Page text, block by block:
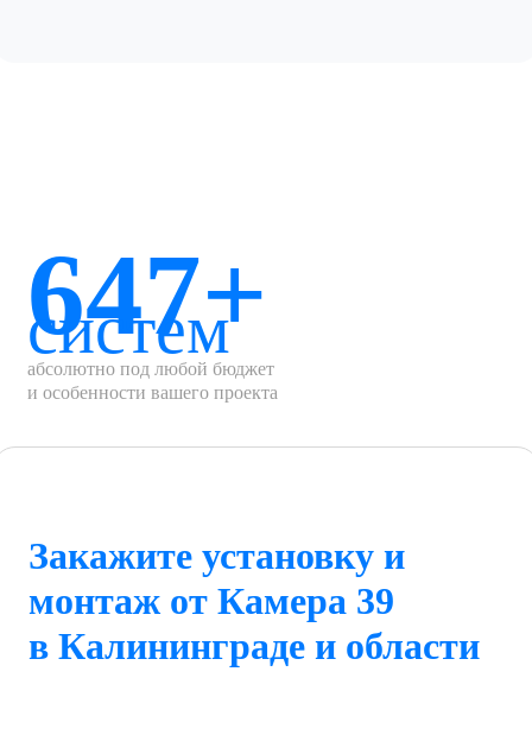
647+
систем
абсолютно под любой бюджет
и особенности вашего проекта
Закажите установку и
монтаж от Камера 39
в Калининграде и области